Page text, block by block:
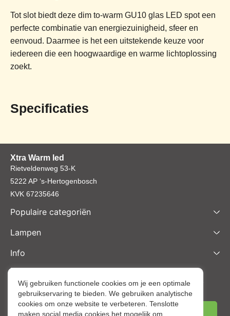
Tot slot biedt deze dim to-warm GU10 glas LED spot een
perfecte combinatie van energiezuinigheid, sfeer en
eenvoud. Daarmee is het een uitstekende keuze voor
iedereen die een hoogwaardige en warme lichtoplossing
zoekt.
Specificaties
Xtra Warm led
Rietveldenweg 53-K
5222 AP ‘s-Hertogenbosch
KVK 67235646
Populaire categoriën
Lampen
Info
Nieuwsbrief inschrijven
Schrijf je nu in voor onze nieuwsbrief en ontvang het laatste
nieuws en aantrekkelijke korting via de mail.
Wij gebruiken functionele cookies om je een optimale
gebruikservaring te bieden. We gebruiken analytische
cookies om onze website te verbeteren. Tenslotte
maken social media cookies het mogelijk om